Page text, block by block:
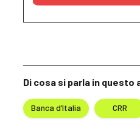
Di cosa si parla in questo
Banca d’Italia CRR